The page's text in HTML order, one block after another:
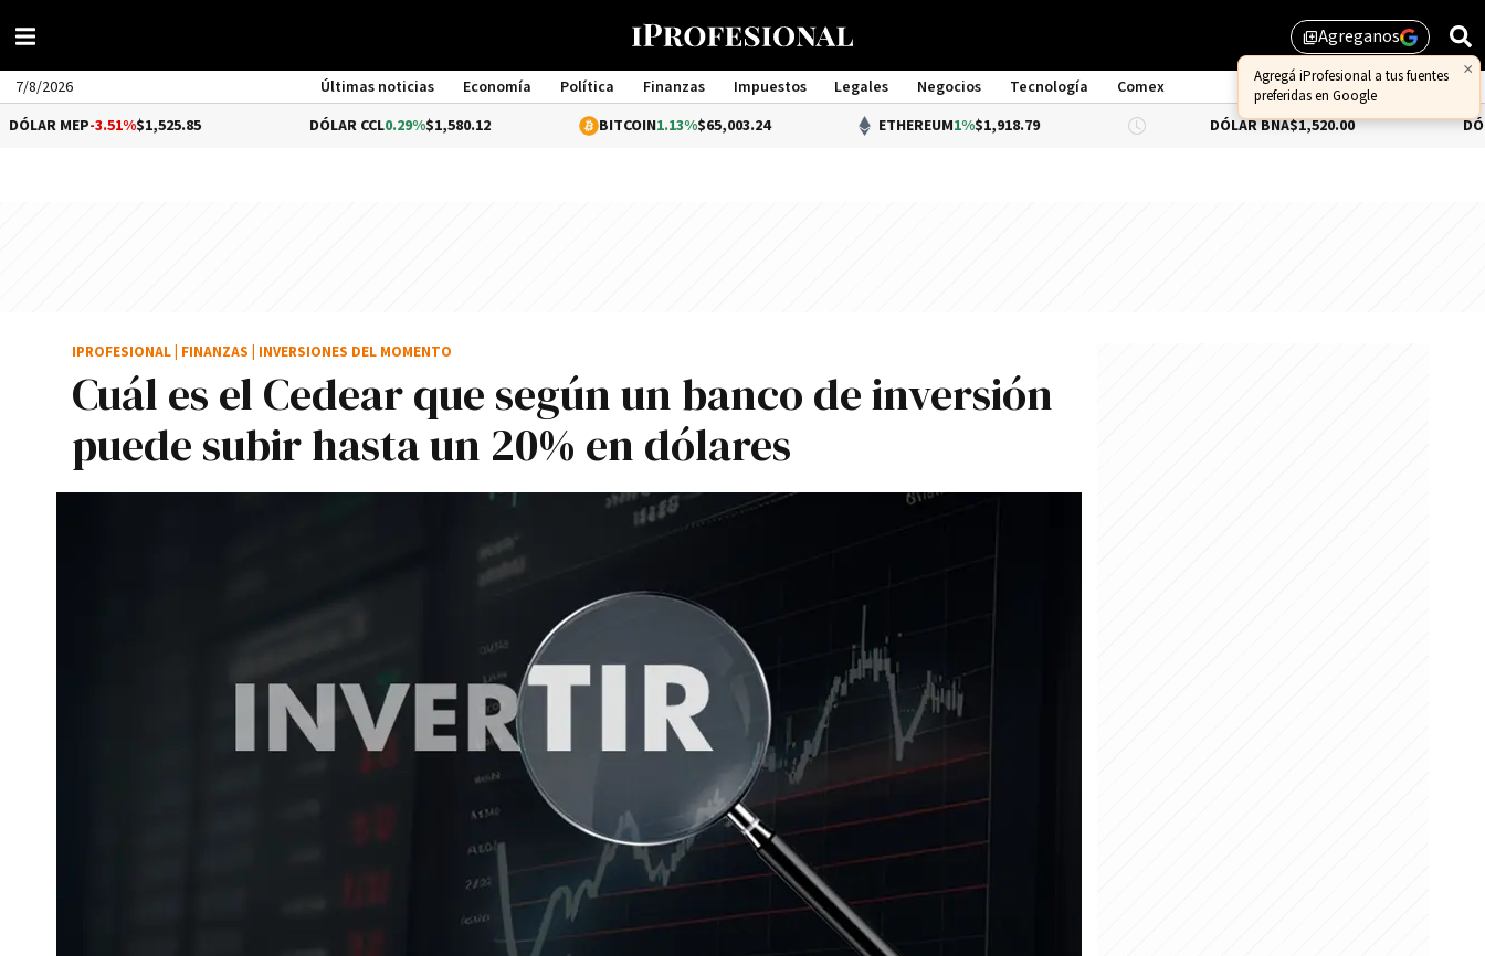
library_addAgreganos
7/8/2026 Últimas noticias Economía Política Finanzas Impuestos Legales Negocios Tecnología
Comex
Management
-3.51% $1,525.85 0.29%$1,580.12 1.13%$65,003.24 ETHEREUM 1%$1,918.79 DÓLAR BNA $1,520.00 DÓLAR BLUE-
Cuál es el Cedear que según un banco de inversión
puede subir hasta un 20% en dólares
IPROFESIONAL FINANZAS INVERSIONES DEL MOMENTO